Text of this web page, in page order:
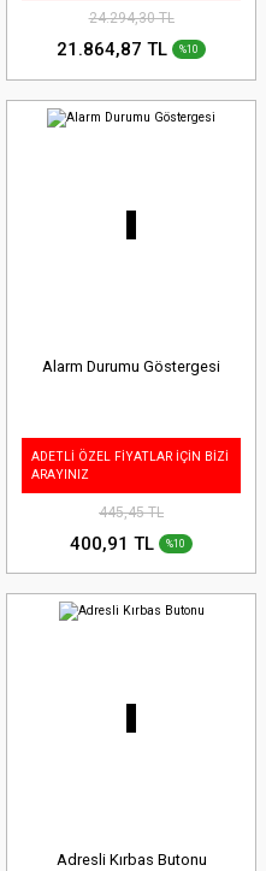
24.294,30 TL
21.864,87 TL %10
Alarm Durumu Göstergesi
ADETLİ ÖZEL FİYATLAR İÇİN BİZİ
ARAYINIZ
445,45 TL
400,91 TL %10
Adresli Kırbas Butonu